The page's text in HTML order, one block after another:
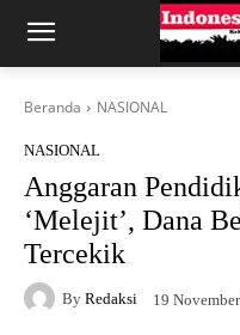
Beranda NASIONAL
NASIONAL
Anggaran
‘Melejit’, Dana
Tercekik
By Redaksi 19